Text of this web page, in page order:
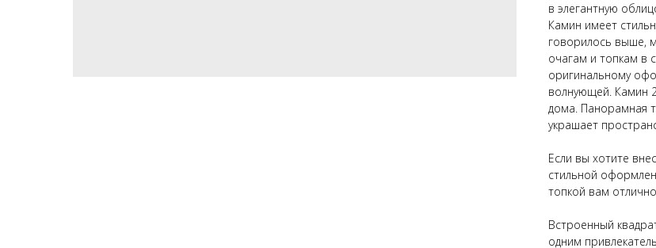
в элегантную
Камин имеет
говорилось выше,
очагам и топкам в
оригинальному
волнующей. Камин
дома. Панорамная
украшает
Если вы хотите
стильной
топкой вам
Встроенный
одним